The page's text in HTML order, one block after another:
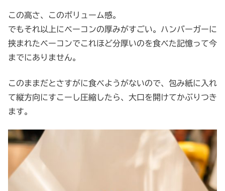
この高さ、このボリューム感。
でもそれ以上にベーコンの厚みがすごい。ハンバーガーに
挟まれたベーコンでこれほど分厚いのを食べた記憶って今
までにありません。
このままだとさすがに食べようがないので、包み紙に入れ
て縦方向にすこーし圧縮したら、大口を開けてかぶりつき
ます。